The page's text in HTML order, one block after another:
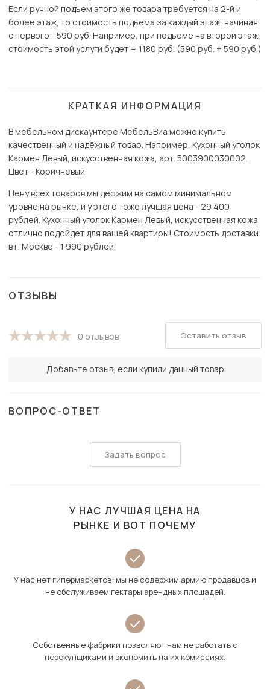
Если ручной подъем этого же товара требуется на 2-й и
более этаж, то стоимость подъема за каждый этаж, начиная
с первого - 590 руб. Например, при подъеме на второй этаж,
стоимость этой услуги будет = 1180 руб. (590 руб. + 590 руб.)
КРАТКАЯ ИНФОРМАЦИЯ
В мебельном дискаунтере МебельВиа можно купить
качественный и надёжный товар. Например, Кухонный уголок
Кармен Левый, искусственная кожа, арт. 5003900030002.
Цвет - Коричневый.
Цену всех товаров мы держим на самом минимальном
уровне на рынке, и у этого тоже лучшая цена - 29 400
рублей. Кухонный уголок Кармен Левый, искусственная кожа
отлично подойдет для вашей квартиры! Стоимость доставки
в г. Москве - 1 990 рублей.
ОТЗЫВЫ
0 отзывов
Добавьте отзыв, если купили данный товар
Оставить отзыв
ВОПРОС-ОТВЕТ
Задать вопрос
У НАС ЛУЧШАЯ ЦЕНА НА
РЫНКЕ И ВОТ ПОЧЕМУ
У нас нет гипермаркетов: мы не содержим армию продавцов и
не обслуживаем гектары арендных площадей.
Собственные фабрики позволяют нам не работать с
перекупщиками и экономить на их комиссиях.